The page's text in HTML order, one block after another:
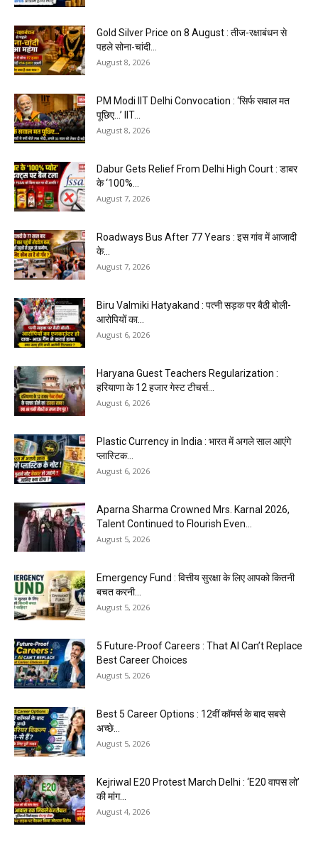
Gold Silver Price on 8 August : तीज-रक्षाबंधन से
पहले सोना-चांदी...
August 8, 2026
PM Modi IIT Delhi Convocation : ‘सिर्फ सवाल मत
पूछिए…’ IIT...
August 8, 2026
Dabur Gets Relief From Delhi High Court : डाबर
के ‘100%...
August 7, 2026
Roadways Bus After 77 Years : इस गांव में आजादी
के...
August 7, 2026
Biru Valmiki Hatyakand : पत्नी सड़क पर बैठी बोली-
आरोपियों का...
August 6, 2026
Haryana Guest Teachers Regularization :
हरियाणा के 12 हजार गेस्ट टीचर्स...
August 6, 2026
Plastic Currency in India : भारत में अगले साल आएंगे
प्लास्टिक...
August 6, 2026
Aparna Sharma Crowned Mrs. Karnal 2026,
Talent Continued to Flourish Even...
August 5, 2026
Emergency Fund : वित्तीय सुरक्षा के लिए आपको कितनी
बचत करनी...
August 5, 2026
5 Future-Proof Careers : That AI Can’t Replace
Best Career Choices
August 5, 2026
Best 5 Career Options : 12वीं कॉमर्स के बाद सबसे
अच्छे...
August 5, 2026
Kejriwal E20 Protest March Delhi : ‘E20 वापस लो’
की मांग...
August 4, 2026